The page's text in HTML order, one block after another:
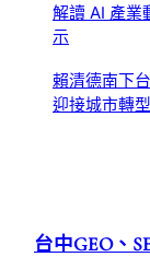
解讀 AI 產業
示
賴清德南下
迎接城市轉
台中GEO、